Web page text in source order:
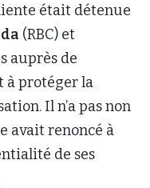
était détenue
(RBC) et
auprès de
à protéger la
Il n’a pas non
avait renoncé à
de ses